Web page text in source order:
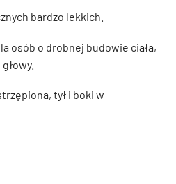
bardzo lekkich.
osób o drobnej budowie ciała,
tył i boki w